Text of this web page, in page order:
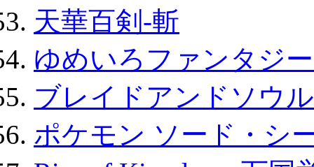
天華百剣-斬
ゆめいろファンタジ
ブレイドアンドソウ
ポケモン ソード・シ